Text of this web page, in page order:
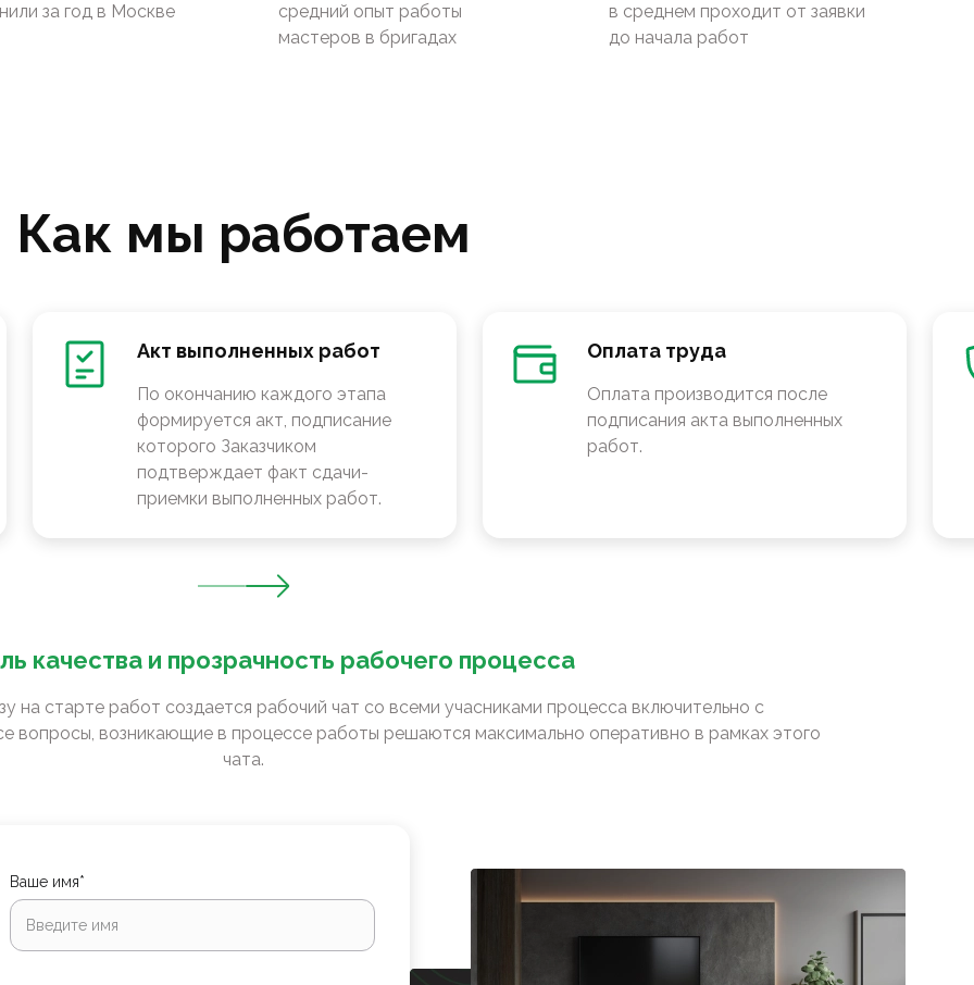
за год в Москве
средний опыт работы
мастеров в бригадах
в среднем проходит от заявки
до начала работ
Как мы работаем
Акт выполненных работ
По окончанию каждого этапа
формируется акт, подписание
которого Заказчиком
подтверждает факт сдачи-
приемки выполненных работ.
Оплата труда
Оплата производится после
подписания акта выполненных
работ.
качества и прозрачность рабочего процесса
на старте работ создается рабочий чат со всеми учасниками процесса включительно с
вопросы, возникающие в процессе работы решаются максимально оперативно в рамках этого
чата.
Ваше имя*